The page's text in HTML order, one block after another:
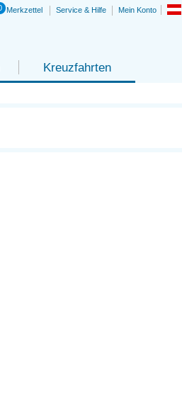
Kreuzfahrten
Merkzettel Service & Hilfe Mein Konto